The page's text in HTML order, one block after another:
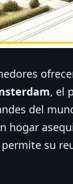
, el
del
hogar
su